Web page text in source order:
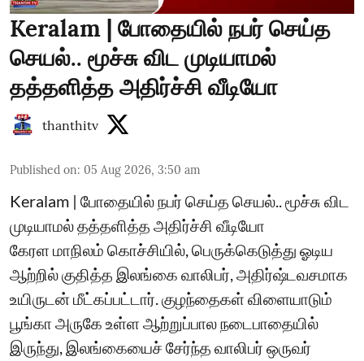
Keralam | போதையில் நபர் செய்த
செயல்.. மூச்சு விட முடியாமல்
தத்தளித்த அதிர்ச்சி வீடியோ
thanthitv
Published on: 05 Aug 2026, 3:50 am
Keralam | போதையில் நபர் செய்த செயல்.. மூச்சு விட
முடியாமல் தத்தளித்த அதிர்ச்சி வீடியோ
கேரள மாநிலம் கொச்சியில், பெருக்கெடுத்து ஓடிய
ஆற்றில் குதித்த இலங்கை வாலிபர், அதிர்ஷ்டவசமாக
உயிருடன் மீட்கப்பட்டார். குழந்தைகள் விளையாடும்
பூங்கா அருகே உள்ள ஆற்றுப்பால நடைபாதையில்
இருந்து, இலங்கையைச் சேர்ந்த வாலிபர் ஒருவர்